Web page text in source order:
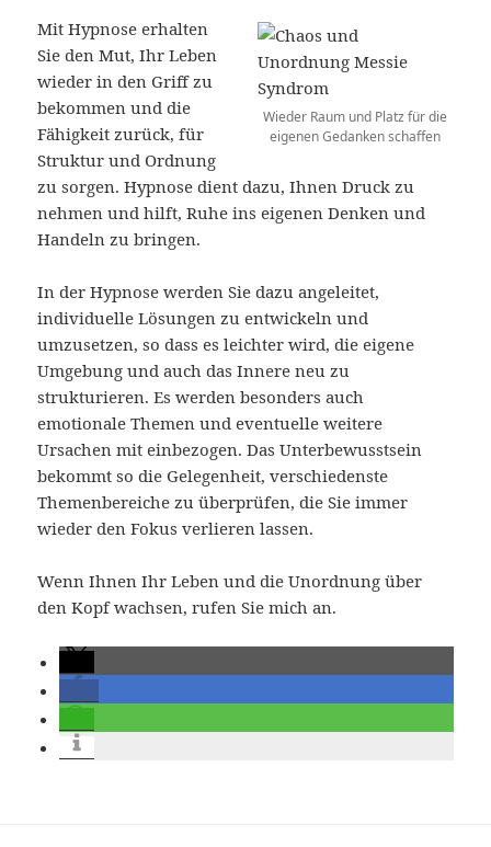
Wieder Raum und Platz für die
eigenen Gedanken schaffen
Mit Hypnose erhalten
Sie den Mut, Ihr Leben
wieder in den Griff zu
bekommen und die
Fähigkeit zurück, für
Struktur und Ordnung
zu sorgen. Hypnose dient dazu, Ihnen Druck zu
nehmen und hilft, Ruhe ins eigenen Denken und
Handeln zu bringen.
In der Hypnose werden Sie dazu angeleitet,
individuelle Lösungen zu entwickeln und
umzusetzen, so dass es leichter wird, die eigene
Umgebung und auch das Innere neu zu
strukturieren. Es werden besonders auch
emotionale Themen und eventuelle weitere
Ursachen mit einbezogen. Das Unterbewusstsein
bekommt so die Gelegenheit, verschiedenste
Themenbereiche zu überprüfen, die Sie immer
wieder den Fokus verlieren lassen.
Wenn Ihnen Ihr Leben und die Unordnung über
den Kopf wachsen, rufen Sie mich an.